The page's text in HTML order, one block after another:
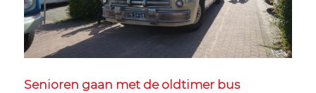
Senioren gaan met de oldtimer bus